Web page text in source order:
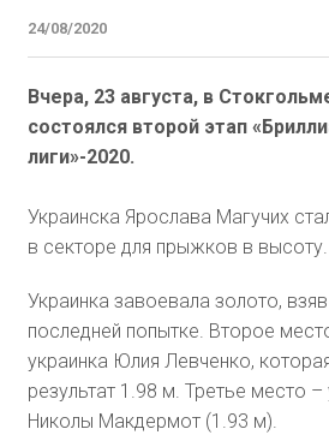
24/08/2020
Вчера, 23 августа, в
состоялся второй этап
лиги»-2020.
Украинска Ярослава Магучих
в секторе для прыжков в высоту.
Украинка завоевала золото,
последней попытке. Второе
украинка Юлия Левченко,
результат 1.98 м. Третье место –
Николы Макдермот (1.93 м).